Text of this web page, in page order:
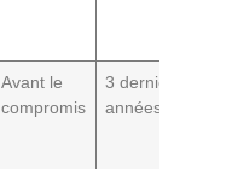
Avant le
compromis
3 dernières
années